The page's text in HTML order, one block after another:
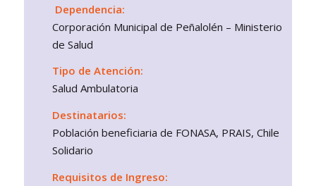
Dependencia:
Corporación Municipal de Peñalolén – Ministerio
de Salud
Tipo de Atención:
Salud Ambulatoria
Destinatarios:
Población beneficiaria de FONASA, PRAIS, Chile
Solidario
Requisitos de Ingreso: